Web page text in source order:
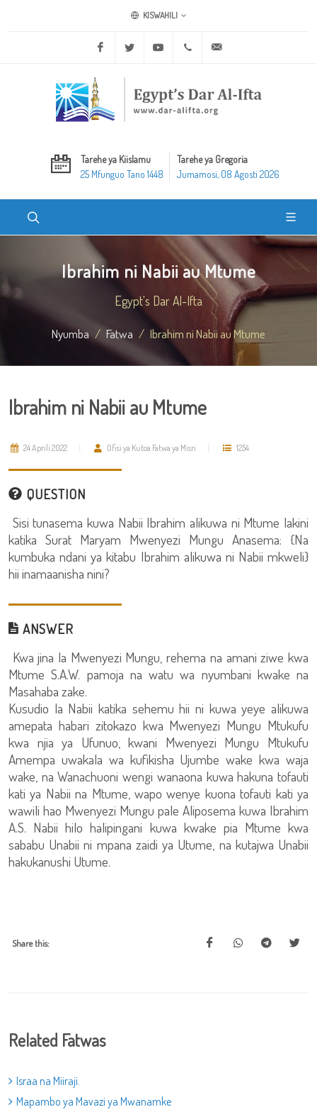
KISWAHILI
Facebook Twitter Youtube +20 2 25970400
Tarehe ya Kiislamu
25 Mfunguo Tano 1448
Tarehe ya Gregoria
Jumamosi, 08 Agosti 2026
Ibrahim ni Nabii au Mtume
Egypt's Dar Al-Ifta
Nyumba Fatwa Ibrahim ni Nabii au Mtume
Ibrahim ni Nabii au Mtume
24 Aprili 2022 Ofisi ya Kutoa Fatwa ya Misri 1254
QUESTION
Sisi tunasema kuwa Nabii Ibrahim alikuwa ni Mtume lakini
katika Surat Maryam Mwenyezi Mungu Anasema: {Na
kumbuka ndani ya kitabu Ibrahim alikuwa ni Nabii mkweli}
hii inamaanisha nini?
ANSWER
Kwa jina la Mwenyezi Mungu, rehema na amani ziwe kwa
Mtume S.A.W. pamoja na watu wa nyumbani kwake na
Masahaba zake.
Kusudio la Nabii katika sehemu hii ni kuwa yeye alikuwa
amepata habari zitokazo kwa Mwenyezi Mungu Mtukufu
kwa njia ya Ufunuo, kwani Mwenyezi Mungu Mtukufu
Amempa uwakala wa kufikisha Ujumbe wake kwa waja
wake, na Wanachuoni wengi wanaona kuwa hakuna tofauti
kati ya Nabii na Mtume, wapo wenye kuona tofauti kati ya
wawili hao Mwenyezi Mungu pale Aliposema kuwa Ibrahim
A.S. Nabii hilo halipingani kuwa kwake pia Mtume kwa
sababu Unabii ni mpana zaidi ya Utume, na kutajwa Unabii
hakukanushi Utume.
Share this:
Related Fatwas
Israa na Miiraji.
Mapambo ya Mavazi ya Mwanamke